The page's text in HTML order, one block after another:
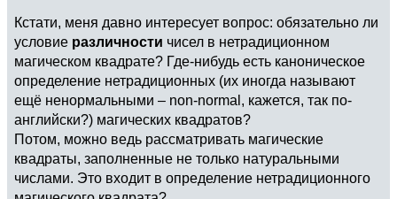
Кстати, меня давно интересует вопрос: обязательно ли
условие различности чисел в нетрадиционном
магическом квадрате? Где-нибудь есть каноническое
определение нетрадиционных (их иногда называют
ещё ненормальными – non-normal, кажется, так по-
английски?) магических квадратов?
Потом, можно ведь рассматривать магические
квадраты, заполненные не только натуральными
числами. Это входит в определение нетрадиционного